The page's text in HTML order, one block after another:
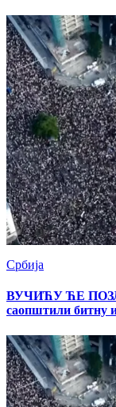
Србија
ВУЧИЋУ ЋЕ
саопштили битну